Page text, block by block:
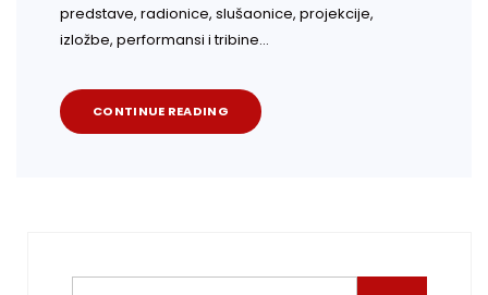
predstave, radionice, slušaonice, projekcije,
izložbe, performansi i tribine…
CONTINUE READING